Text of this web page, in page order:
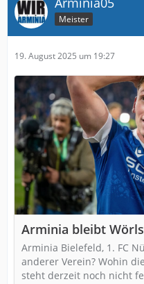
Meister
19. August 2025 um 19:27
Arminia bleibt
Arminia Bielefeld, 1. FC
anderer Verein? Wohin
steht derzeit noch nicht